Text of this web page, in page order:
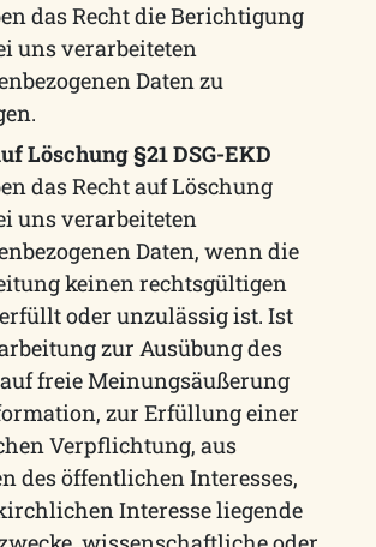
das Recht die Berichtigung
uns verarbeiteten
Daten zu
Löschung §21 DSG-EKD
das Recht auf Löschung
uns verarbeiteten
Daten, wenn die
keinen rechtsgültigen
oder unzulässig ist. Ist
zur Ausübung des
freie Meinungsäußerung
zur Erfüllung einer
Verpflichtung, aus
des öffentlichen Interesses,
Interesse liegende